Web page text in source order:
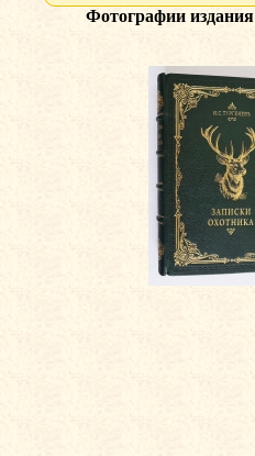
Фотографии издания